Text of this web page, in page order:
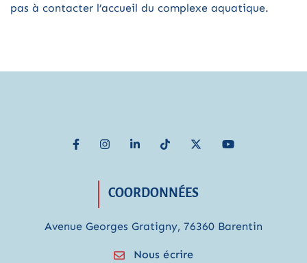
pas à contacter l’accueil du complexe aquatique.
Lien vers le compte Facebook
Lien vers le compte Instagram
Lien vers le compte Linkedin
Lien vers le compte TikTok
Lien vers le compte Twitter
Lien vers la
COORDONNÉES
Avenue Georges Gratigny, 76360 Barentin
Nous écrire